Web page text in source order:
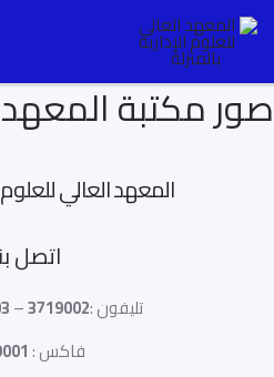
تخطي
إلى
المحتوى
صور مكتبة المعهد
المعهد العالي للعلوم
اتصل
تليفون :3719002
–
فاكس :